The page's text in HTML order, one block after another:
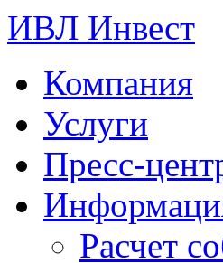
ИВЛ Инвест
Компания
Услуги
Пресс-
Расчет